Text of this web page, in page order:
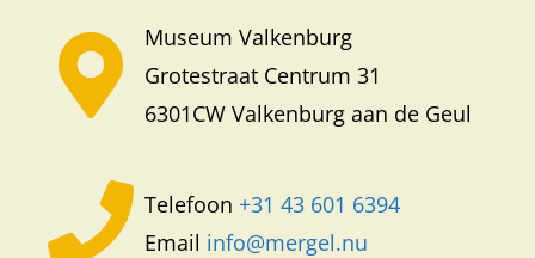
Museum Valkenburg
Grotestraat Centrum 31
6301CW Valkenburg aan de Geul
Telefoon +31 43 601 6394
Email info@mergel.nu